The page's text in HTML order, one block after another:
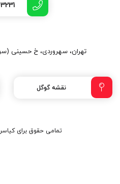
تهران، سهروردی، خ حسینی
نقشه گوگل
تمامی حقوق برای